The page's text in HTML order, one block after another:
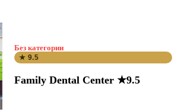
Без категории
★ 9.5
Family Dental Center ★9.5